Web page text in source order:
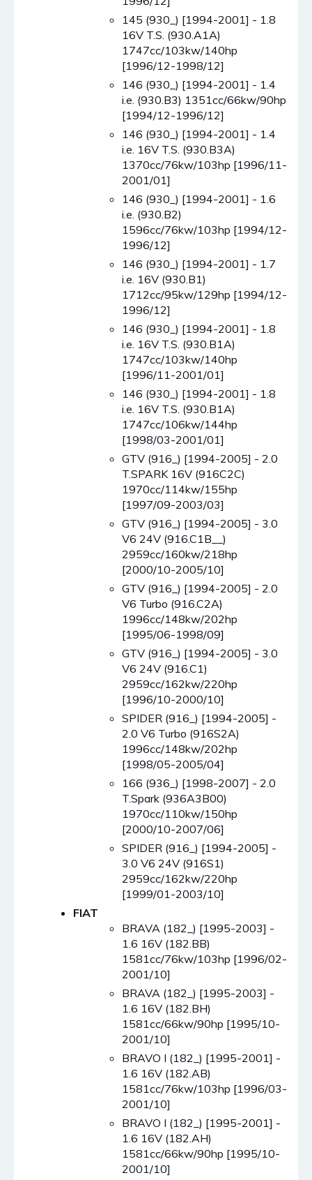
145 (930_) [1994-2001] - 1.8
16V T.S. (930.A1A)
1747cc/103kw/140hp
[1996/12-1998/12]
146 (930_) [1994-2001] - 1.4
i.e. (930.B3) 1351cc/66kw/90hp
[1994/12-1996/12]
146 (930_) [1994-2001] - 1.4
i.e. 16V T.S. (930.B3A)
1370cc/76kw/103hp [1996/11-
2001/01]
146 (930_) [1994-2001] - 1.6
i.e. (930.B2)
1596cc/76kw/103hp [1994/12-
1996/12]
146 (930_) [1994-2001] - 1.7
i.e. 16V (930.B1)
1712cc/95kw/129hp [1994/12-
1996/12]
146 (930_) [1994-2001] - 1.8
i.e. 16V T.S. (930.B1A)
1747cc/103kw/140hp
[1996/11-2001/01]
146 (930_) [1994-2001] - 1.8
i.e. 16V T.S. (930.B1A)
1747cc/106kw/144hp
[1998/03-2001/01]
GTV (916_) [1994-2005] - 2.0
T.SPARK 16V (916C2C)
1970cc/114kw/155hp
[1997/09-2003/03]
GTV (916_) [1994-2005] - 3.0
V6 24V (916.C1B__)
2959cc/160kw/218hp
[2000/10-2005/10]
GTV (916_) [1994-2005] - 2.0
V6 Turbo (916.C2A)
1996cc/148kw/202hp
[1995/06-1998/09]
GTV (916_) [1994-2005] - 3.0
V6 24V (916.C1)
2959cc/162kw/220hp
[1996/10-2000/10]
SPIDER (916_) [1994-2005] -
2.0 V6 Turbo (916S2A)
1996cc/148kw/202hp
[1998/05-2005/04]
166 (936_) [1998-2007] - 2.0
T.Spark (936A3B00)
1970cc/110kw/150hp
[2000/10-2007/06]
SPIDER (916_) [1994-2005] -
3.0 V6 24V (916S1)
2959cc/162kw/220hp
[1999/01-2003/10]
FIAT
BRAVA (182_) [1995-2003] -
1.6 16V (182.BB)
1581cc/76kw/103hp [1996/02-
2001/10]
BRAVA (182_) [1995-2003] -
1.6 16V (182.BH)
1581cc/66kw/90hp [1995/10-
2001/10]
BRAVO I (182_) [1995-2001] -
1.6 16V (182.AB)
1581cc/76kw/103hp [1996/03-
2001/10]
BRAVO I (182_) [1995-2001] -
1.6 16V (182.AH)
1581cc/66kw/90hp [1995/10-
2001/10]